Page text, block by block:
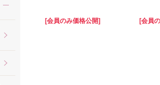
[会員のみ価格公開] [会員